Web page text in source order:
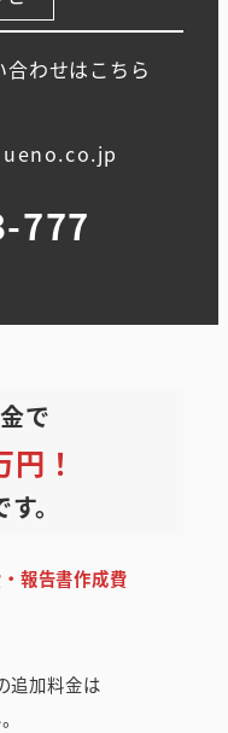
わせはこちら
777
で
！
。
報告書作成費
追加料金は